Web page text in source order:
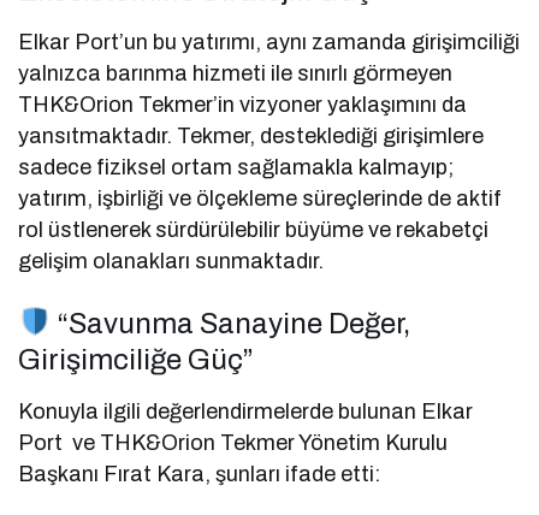
Elkar Port’un bu yatırımı, aynı zamanda girişimciliği
yalnızca barınma hizmeti ile sınırlı görmeyen
THK&Orion Tekmer’in vizyoner yaklaşımını da
yansıtmaktadır. Tekmer, desteklediği girişimlere
sadece fiziksel ortam sağlamakla kalmayıp;
yatırım, işbirliği ve ölçekleme süreçlerinde de aktif
rol üstlenerek sürdürülebilir büyüme ve rekabetçi
gelişim olanakları sunmaktadır.
“Savunma Sanayine Değer,
Girişimciliğe Güç”
Konuyla ilgili değerlendirmelerde bulunan Elkar
Port ve THK&Orion Tekmer Yönetim Kurulu
Başkanı Fırat Kara, şunları ifade etti: